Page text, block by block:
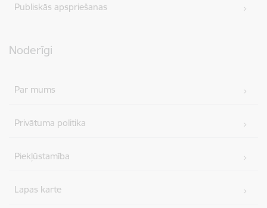
Publiskās apspriešanas
Noderīgi
Par mums
Privātuma politika
Piekļūstamība
Lapas karte